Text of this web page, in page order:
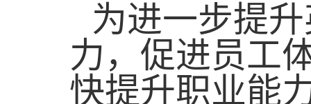
为进一步提
力，促进员工
快提升职业能